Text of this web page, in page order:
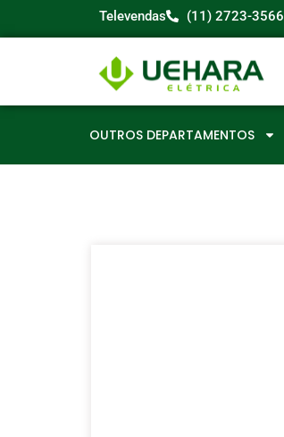
Televendas (11) 2723-3566
OUTROS DEPARTAMENTOS